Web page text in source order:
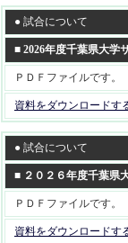
● 試合について
■ 2026年度千葉県大
ＰＤＦファイルです。
資料をダウンロードす
● 試合について
■ ２０２６年度千葉県
ＰＤＦファイルです。
資料をダウンロードす